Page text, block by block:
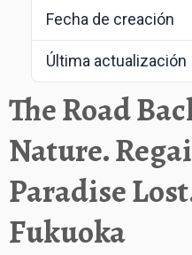
Fecha de creación
Última actualización
The Road
Nature.
Paradise
Fukuoka